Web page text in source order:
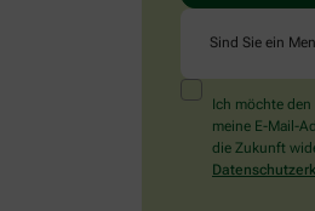
Sind Sie ein
Ich möchte
meine E-Mail-
die Zukunft